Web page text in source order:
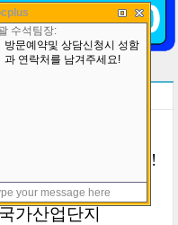
홍보관 오픈!!!
파트 홍보관 오픈!!!
가산업단지